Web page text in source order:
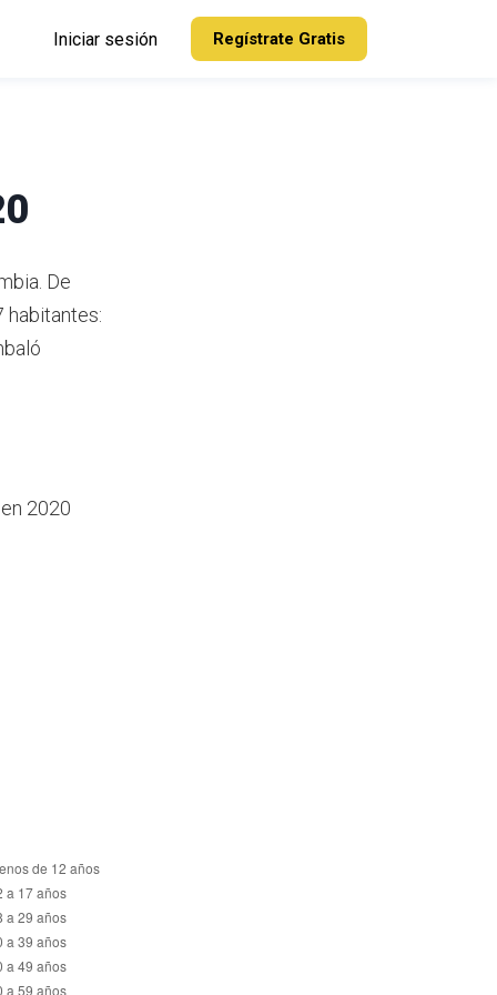
Iniciar sesión Regístrate Gratis
De
habitantes:
2020